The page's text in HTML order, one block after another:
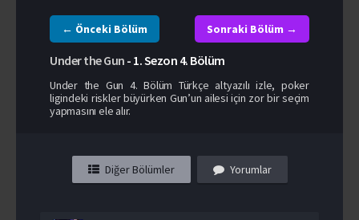
← Önceki Bölüm Sonraki Bölüm →
Under the Gun - 1. Sezon 4. Bölüm
Under the Gun 4. Bölüm Türkçe altyazılı izle, poker
ligindeki riskler büyürken Gun’un ailesi için zor bir seçim
yapmasını ele alır.
Diğer Bölümler Yorumlar